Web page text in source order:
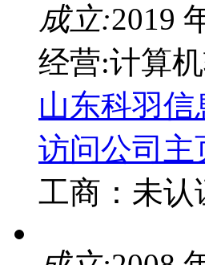
成立:2019
经营:计算
山东科羽
访问公司主
工商： 未认